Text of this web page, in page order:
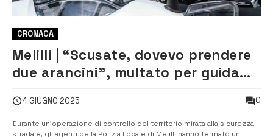
CRONACA
Melilli | “Scusate, dovevo prendere
due arancini”, multato per guida
4 GIUGNO 2025 0
Durante un’operazione di controllo del territorio mirata alla sicurezza
stradale, gli agenti della Polizia Locale di Melilli hanno fermato un